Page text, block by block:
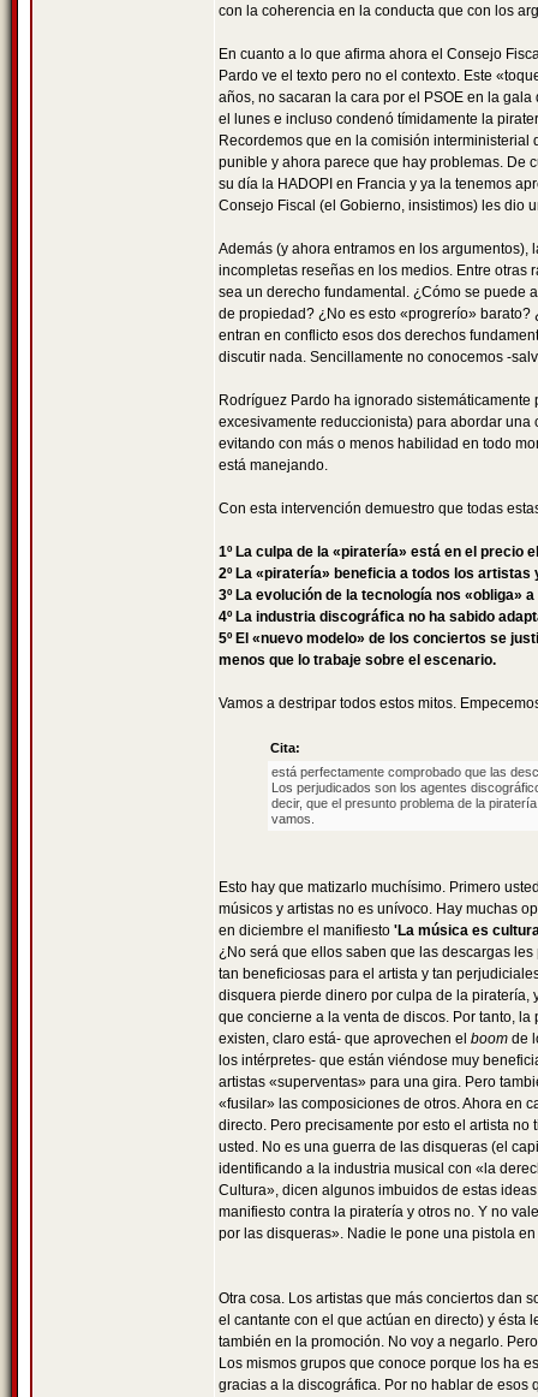
con la coherencia en la conducta que con los
En cuanto a lo que afirma ahora el Consejo
Pardo ve el texto pero no el contexto. Este
años, no sacaran la cara por el PSOE en la
el lunes e incluso condenó tímidamente la
Recordemos que en la comisión
punible y ahora parece que hay problemas. De
su día la HADOPI en Francia y ya la tenemos
Consejo Fiscal (el Gobierno, insistimos) les dio
Además (y ahora entramos en los
incompletas reseñas en los medios. Entre
sea un derecho fundamental. ¿Cómo se puede
de propiedad? ¿No es esto «progrerío»
entran en conflicto esos dos derechos
discutir nada. Sencillamente no conocemos -
Rodríguez Pardo ha ignorado
excesivamente reduccionista) para abordar
evitando con más o menos habilidad en todo
está manejando.
Con esta intervención demuestro que todas
1º La culpa de la «piratería» está en el precio
2º La «piratería» beneficia a todos los
3º La evolución de la tecnología nos
4º La industria discográfica no ha sabido
5º El «nuevo modelo» de los conciertos se
menos que lo trabaje sobre el escenario.
Vamos a destripar todos estos mitos.
Cita:
está perfectamente comprobado que las
Los perjudicados son los agentes
decir, que el presunto problema de la
vamos.
Esto hay que matizarlo muchísimo. Primero
músicos y artistas no es unívoco. Hay muchas
en diciembre el manifiesto 'La música es
¿No será que ellos saben que las descargas les
tan beneficiosas para el artista y tan
disquera pierde dinero por culpa de la piratería,
que concierne a la venta de discos. Por tanto,
existen, claro está- que aprovechen el boom de
los intérpretes- que están viéndose muy
artistas «superventas» para una gira. Pero
«fusilar» las composiciones de otros. Ahora en
directo. Pero precisamente por esto el artista
usted. No es una guerra de las disqueras (el
identificando a la industria musical con «la
Cultura», dicen algunos imbuidos de estas
manifiesto contra la piratería y otros no. Y no
por las disqueras». Nadie le pone una pistola
Otra cosa. Los artistas que más conciertos dan
el cantante con el que actúan en directo) y ésta
también en la promoción. No voy a negarlo.
Los mismos grupos que conoce porque los ha
gracias a la discográfica. Por no hablar de